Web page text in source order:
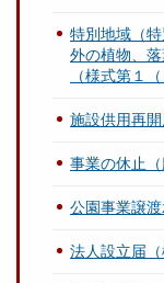
特別地域（
外の植物、
（様式第１（
施設供用再開
事業の休止（
公園事業譲渡
法人設立届（